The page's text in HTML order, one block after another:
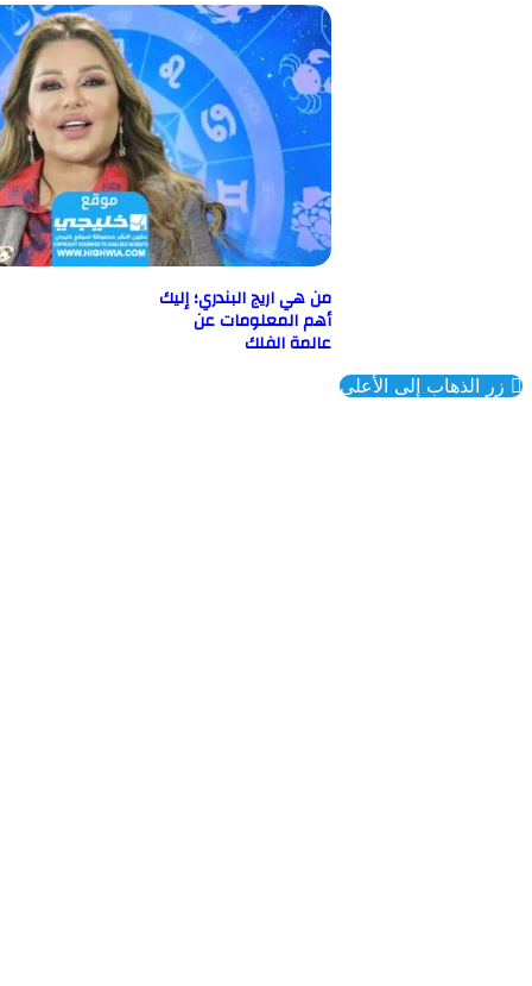
من هي اريج البندري؛ إليك
أهم المعلومات عن
عالمة الفلك
إلى الأعلى